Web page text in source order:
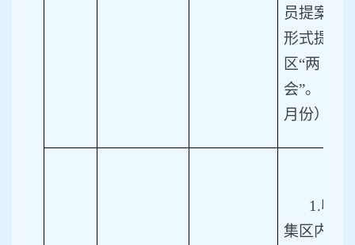
员提案等
形式提交
区“两
会”。（7
月份）
1.收
集区内定